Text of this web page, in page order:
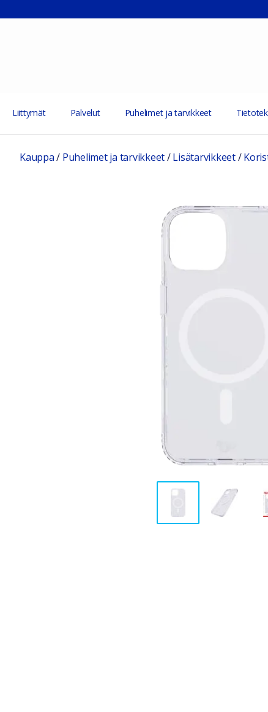
Liittymät Palvelut Puhelimet ja tarvikkeet
Kauppa/ Puhelimet ja tarvikkeet/Lisätarvikkeet/